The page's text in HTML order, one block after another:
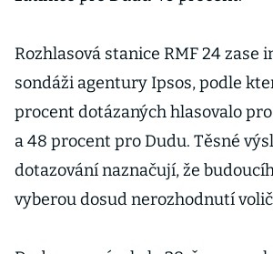
Rozhlasová stanice RMF 24 zase
sondáži agentury Ipsos, podle
procent dotázaných hlasovalo
a 48 procent pro Dudu. Těsné
dotazování naznačují, že
vyberou dosud nerozhodnutí